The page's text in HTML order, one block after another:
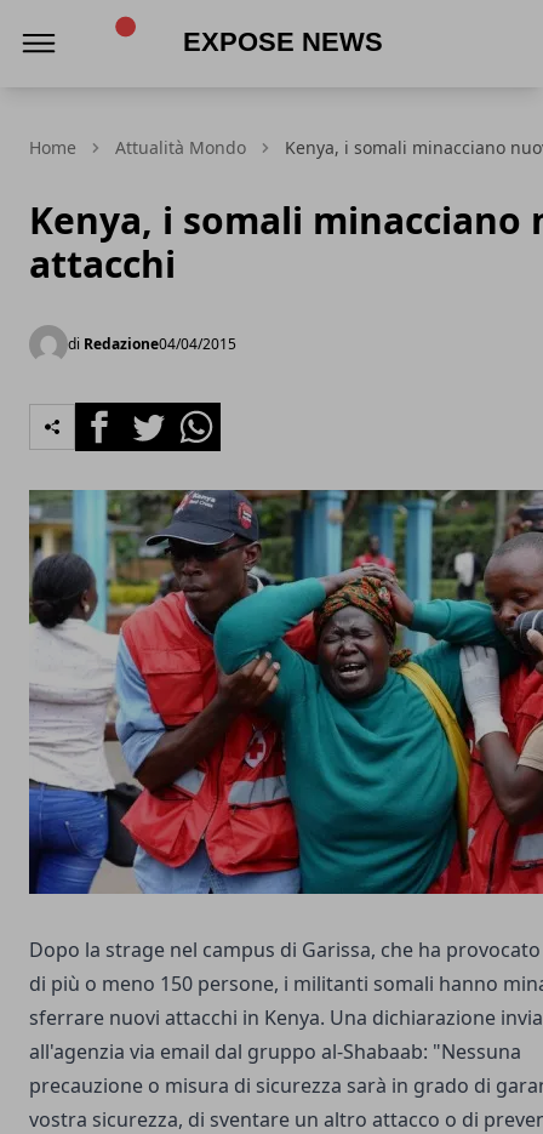
Home Attualità Mondo Kenya, i somali minacciano
Kenya, i somali minacciano
attacchi
di Redazione04/04/2015
FacebookTwitterWhatsapp
Dopo la strage nel campus di Garissa, che ha
di più o meno 150 persone, i militanti somali hanno
sferrare nuovi attacchi in Kenya. Una dichiarazione
all'agenzia via email dal gruppo al-Shabaab: "Nessuna
precauzione o misura di sicurezza sarà in grado di
vostra sicurezza, di sventare un altro attacco o di